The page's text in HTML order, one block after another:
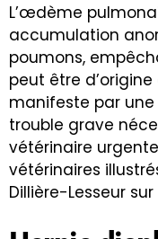
L’œdème
accumulation
poumons,
peut être
manifeste par une
trouble grave
vétérinaire
vétérinaires
Dillière-Lesseur